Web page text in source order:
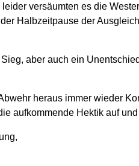
versäumten es die
Halbzeitpause der
aber auch ein
heraus immer wieder
aufkommende Hektik auf